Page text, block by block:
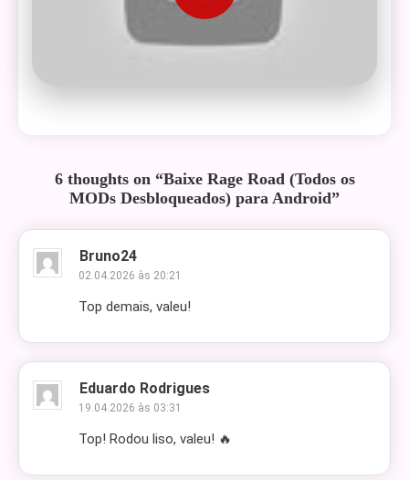
6 thoughts on “Baixe Rage Road (Todos os
MODs Desbloqueados) para Android”
Bruno24
02.04.2026 às 20:21
Top demais, valeu!
Eduardo Rodrigues
19.04.2026 às 03:31
Top! Rodou liso, valeu! 🔥